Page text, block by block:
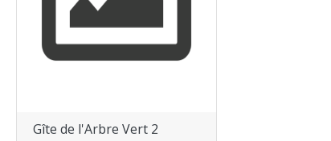
Gîte de l'Arbre Vert 2